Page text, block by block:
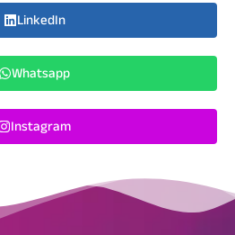
LinkedIn
Whatsapp
Instagram